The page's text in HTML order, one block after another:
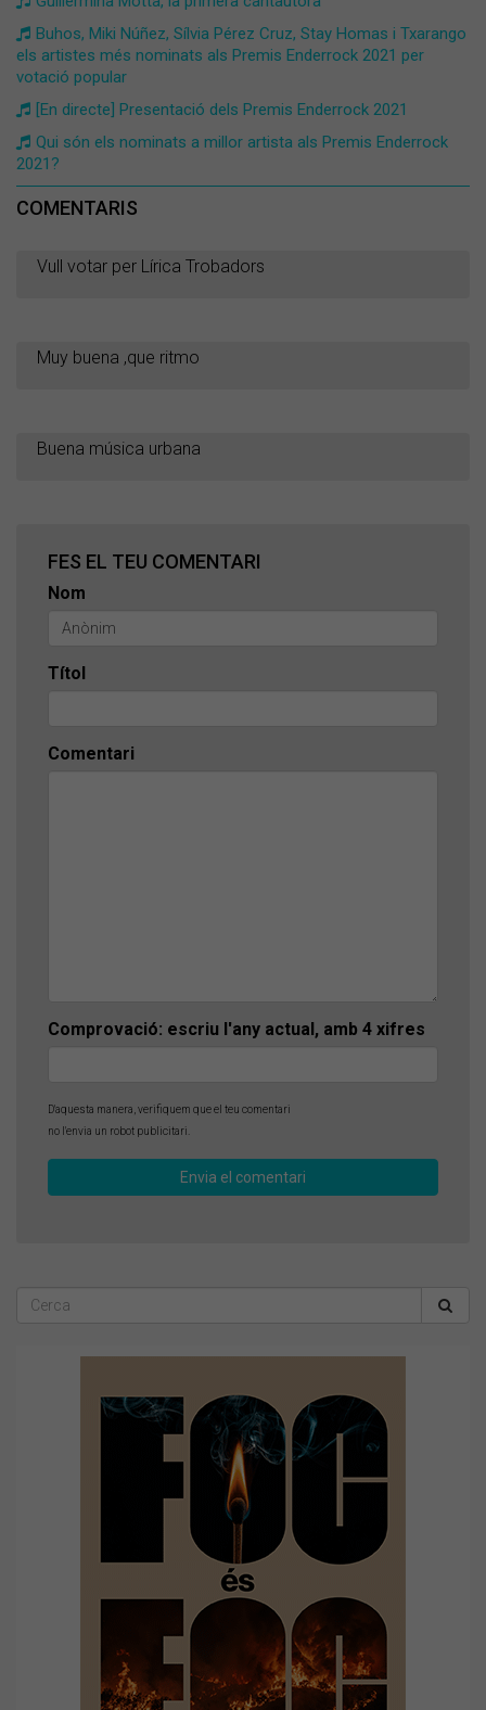
Buhos, Miki Núñez, Sílvia Pérez Cruz, Stay Homas i Txarango
els artistes més nominats als Premis Enderrock 2021 per
votació popular
[En directe] Presentació dels Premis Enderrock 2021
Qui són els nominats a millor artista als Premis Enderrock
2021?
COMENTARIS
Vull votar per Lírica Trobadors
Muy buena ,que ritmo
Buena música urbana
FES EL TEU COMENTARI
Nom
Títol
Comentari
Comprovació: escriu l'any actual, amb 4 xifres
D'aquesta manera, verifiquem que el teu comentari
no l'envia un robot publicitari.